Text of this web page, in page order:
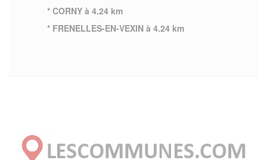
* CORNY à 4.24 km
* FRENELLES-EN-VEXIN à 4.24 km